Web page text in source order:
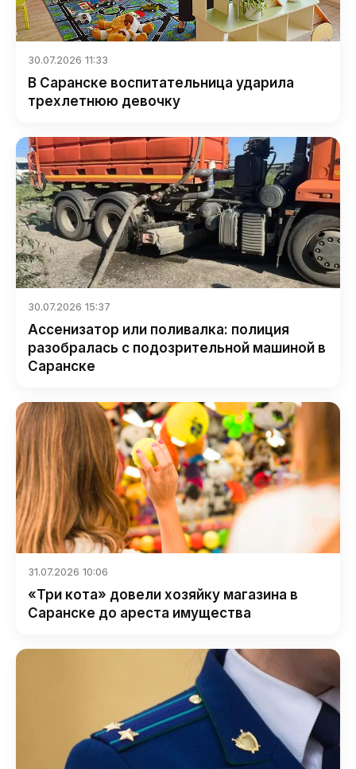
30.07.2026 11:33
В Саранске воспитательница ударила
трехлетнюю девочку
30.07.2026 15:37
Ассенизатор или поливалка: полиция
разобралась с подозрительной машиной в
Саранске
31.07.2026 10:06
«Три кота» довели хозяйку магазина в
Саранске до ареста имущества